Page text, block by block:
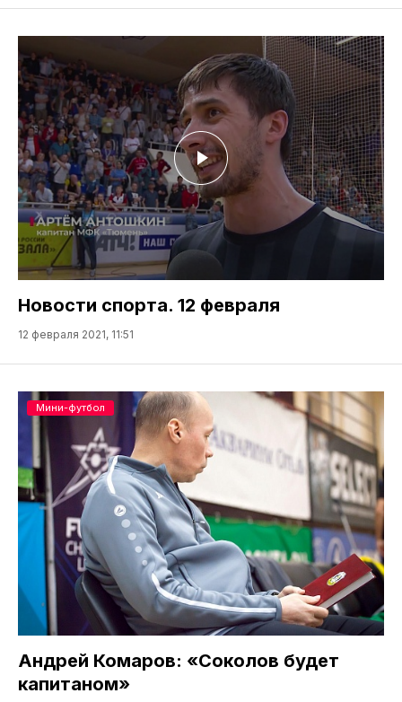
Новости спорта. 12 февраля
12 февраля 2021, 11:51
Андрей Комаров: «Соколов будет
капитаном»
Мини-футбол